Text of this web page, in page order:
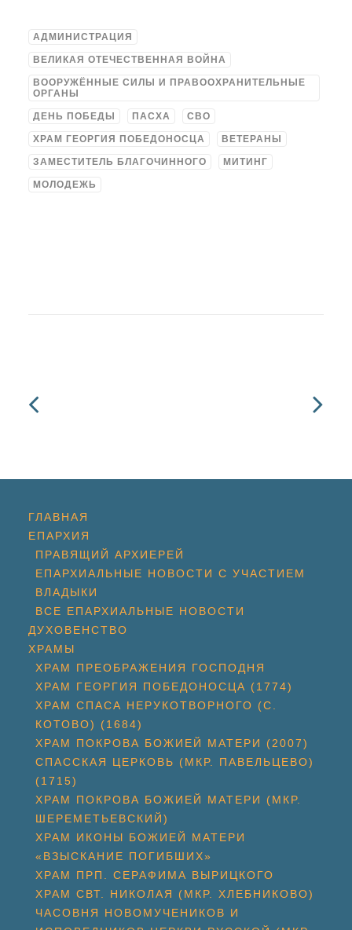
АДМИНИСТРАЦИЯ
ВЕЛИКАЯ ОТЕЧЕСТВЕННАЯ ВОЙНА
ВООРУЖЁННЫЕ СИЛЫ И ПРАВООХРАНИТЕЛЬНЫЕ
ОРГАНЫ
ДЕНЬ ПОБЕДЫ ПАСХА СВО
ХРАМ ГЕОРГИЯ ПОБЕДОНОСЦА ВЕТЕРАНЫ
ЗАМЕСТИТЕЛЬ БЛАГОЧИННОГО МИТИНГ
МОЛОДЕЖЬ
ГЛАВНАЯ
ЕПАРХИЯ
ПРАВЯЩИЙ АРХИЕРЕЙ
ЕПАРХИАЛЬНЫЕ НОВОСТИ С УЧАСТИЕМ
ВЛАДЫКИ
ВСЕ ЕПАРХИАЛЬНЫЕ НОВОСТИ
ДУХОВЕНСТВО
ХРАМЫ
ХРАМ ПРЕОБРАЖЕНИЯ ГОСПОДНЯ
ХРАМ ГЕОРГИЯ ПОБЕДОНОСЦА (1774)
ХРАМ СПАСА НЕРУКОТВОРНОГО (С.
КОТОВО) (1684)
ХРАМ ПОКРОВА БОЖИЕЙ МАТЕРИ (2007)
СПАССКАЯ ЦЕРКОВЬ (МКР. ПАВЕЛЬЦЕВО)
(1715)
ХРАМ ПОКРОВА БОЖИЕЙ МАТЕРИ (МКР.
ШЕРЕМЕТЬЕВСКИЙ)
ХРАМ ИКОНЫ БОЖИЕЙ МАТЕРИ
«ВЗЫСКАНИЕ ПОГИБШИХ»
ХРАМ ПРП. СЕРАФИМА ВЫРИЦКОГО
ХРАМ СВТ. НИКОЛАЯ (МКР. ХЛЕБНИКОВО)
ЧАСОВНЯ НОВОМУЧЕНИКОВ И